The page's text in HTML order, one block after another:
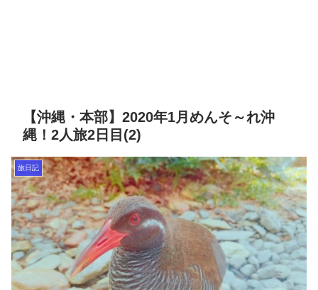
【沖縄・本部】2020年1月めんそ～れ沖
縄！2人旅2日目(2)
旅日記